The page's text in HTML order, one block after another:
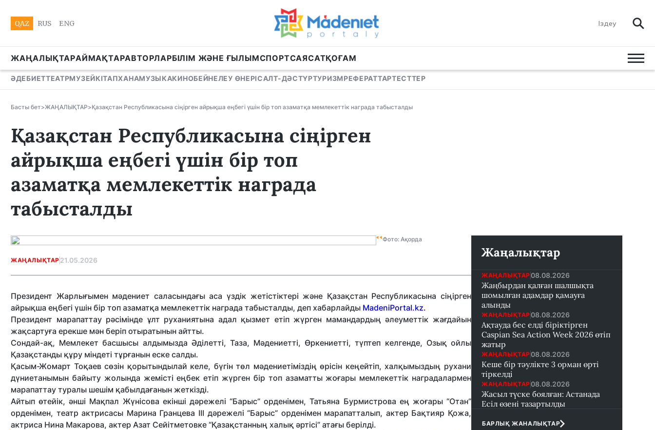
QAZ RUS ENG
ЖАҢАЛЫҚТАРАЙМАҚТАРАВТОРЛАРБІЛІМ ЖӘНЕ ҒЫЛЫМСПОРТСАЯСАТҚОҒАМ
ӘДЕБИЕТТЕАТРМУЗЕЙКІТАПХАНАМУЗЫКАКИНОБЕЙНЕЛЕУ ӨНЕРІСАЛТ-ДӘСТҮРТУРИЗМРЕФЕРАТТАРТЕСТТЕР
Басты бет>ЖАҢАЛЫҚТАР>Қазақстан Республикасына сіңірген айрықша еңбегі үшін бір топ азаматқа мемлекеттік награда табысталды
Қазақстан Республикасына сіңірген
айрықша еңбегі үшін бір топ
азаматқа мемлекеттік награда
табысталды
Фото: Ақорда
ЖАҢАЛЫҚТАР 21.05.2026
Президент Жарлығымен мәдениет саласындағы аса үздік жетістіктері және Қазақстан Республикасына сіңірген
айрықша еңбегі үшін бір топ азаматқа мемлекеттік награда табысталды, деп хабарлайды MadeniPortal.kz.
Президент марапаттау рәсімінде ұлт руханиятына адал қызмет етіп жүрген мамандардың әлеуметтік жағдайын
жақсартуға ерекше мән беріп отыратынын айтты.
Сондай-ақ, Мемлекет басшысы алдымызда Әділетті, Таза, Мәдениетті, Өркениетті, түптеп келгенде, Озық ойлы
Қазақстанды құру міндеті тұрғанын еске салды.
Қасым-Жомарт Тоқаев сөзін қорытындылай келе, бүгін төл мәдениетіміздің өрісін кеңейтіп, халқымыздың рухани
дүниетанымын байыту жолында жемісті еңбек етіп жүрген бір топ азаматты жоғары мемлекеттік наградалармен
марапаттау туралы шешім қабылдағанын жеткізді.
Айтып өтейік, әнші Мақпал Жүнісова екінші дәрежелі “Барыс” орденімен, Татьяна Бурмистрова ең жоғары “Отан”
орденімен, театр актрисасы Марина Гранцева ІІІ дәрежелі “Барыс” орденімен марапатталып, актер Бақтияр Қожа,
актриса Нина Макарова, актер Азат Сейітметовке “Қазақстанның халық әртісі” атағы берілді.
Жаңалықтар
ЖАҢАЛЫҚТАР 08.08.2026
Жаңбырдан қалған шалшықта
шомылған адамдар қамауға
алынды
ЖАҢАЛЫҚТАР 08.08.2026
Ақтауда бес елді біріктірген
Caspian Sea Action Week 2026 өтіп
жатыр
ЖАҢАЛЫҚТАР 08.08.2026
Кеше бір тәулікте 3 орман өрті
тіркелді
ЖАҢАЛЫҚТАР 08.08.2026
Жасыл түске боялған: Астанада
Есіл өзені тазартылды
БАРЛЫҚ ЖАНАЛЫҚТАР